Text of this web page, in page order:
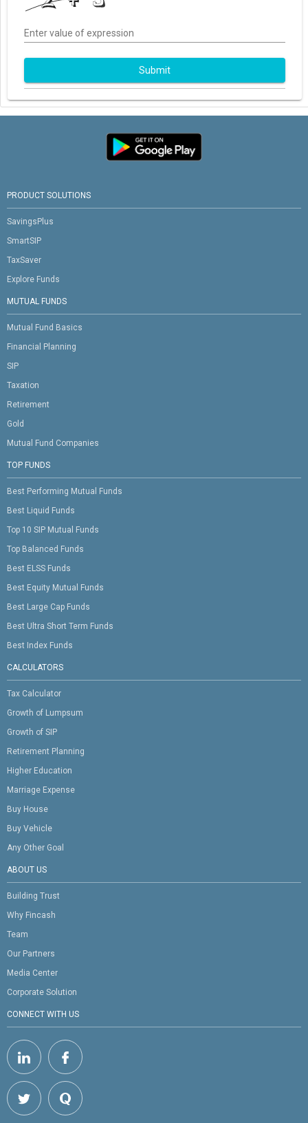
Enter value of expression
Submit
PRODUCT SOLUTIONS
SavingsPlus
SmartSIP
TaxSaver
Explore Funds
MUTUAL FUNDS
Mutual Fund Basics
Financial Planning
SIP
Taxation
Retirement
Gold
Mutual Fund Companies
TOP FUNDS
Best Performing Mutual Funds
Best Liquid Funds
Top 10 SIP Mutual Funds
Top Balanced Funds
Best ELSS Funds
Best Equity Mutual Funds
Best Large Cap Funds
Best Ultra Short Term Funds
Best Index Funds
CALCULATORS
Tax Calculator
Growth of Lumpsum
Growth of SIP
Retirement Planning
Higher Education
Marriage Expense
Buy House
Buy Vehicle
Any Other Goal
ABOUT US
Building Trust
Why Fincash
Team
Our Partners
Media Center
Corporate Solution
CONNECT WITH US